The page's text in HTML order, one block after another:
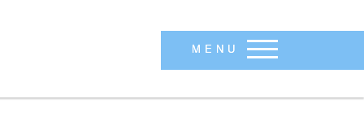
MENU